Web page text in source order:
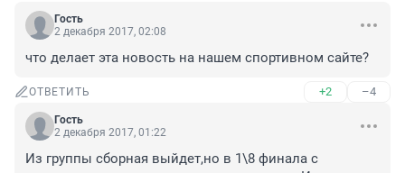
Гость
2 декабря 2017, 02:08
что делает эта новость на нашем спортивном сайте?
ОТВЕТИТЬ +2 –4
Гость
2 декабря 2017, 01:22
Из группы сборная выйдет,но в 1\8 финала с